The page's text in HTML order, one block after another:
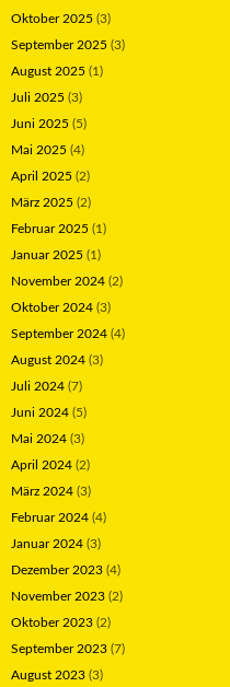
Oktober 2025 (3)
September 2025 (3)
August 2025 (1)
Juli 2025 (3)
Juni 2025 (5)
Mai 2025 (4)
April 2025 (2)
März 2025 (2)
Februar 2025 (1)
Januar 2025 (1)
November 2024 (2)
Oktober 2024 (3)
September 2024 (4)
August 2024 (3)
Juli 2024 (7)
Juni 2024 (5)
Mai 2024 (3)
April 2024 (2)
März 2024 (3)
Februar 2024 (4)
Januar 2024 (3)
Dezember 2023 (4)
November 2023 (2)
Oktober 2023 (2)
September 2023 (7)
August 2023 (3)